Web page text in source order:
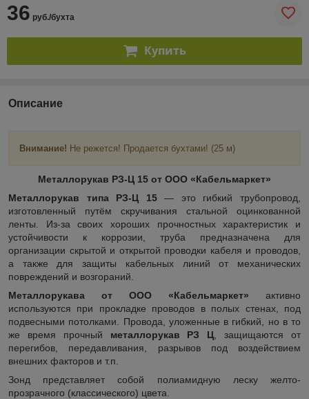
36 руб./бухта
Купить
Описание
Внимание! Не режется! Продается бухтами! (25 м)
Металлорукав РЗ-Ц 15 от ООО «Кабельмаркет»
Металлорукав типа РЗ-Ц 15— это гибкий трубопровод,
изготовленный путём скручивания стальной оцинкованной
ленты. Из-за своих хороших прочностных характеристик и
устойчивости к коррозии, труба предназначена для
организации скрытой и открытой проводки кабеля и проводов,
а также для защиты кабельных линий от механических
повреждений и возгораний.
Металлорукава от ООО «Кабельмаркет» активно
используются при прокладке проводов в полых стенах, под
подвесными потолками. Провода, уложенные в гибкий, но в то
же время прочный металлорукав РЗ Ц , защищаются от
перегибов, передавливания, разрывов под воздействием
внешних факторов и т.п.
Зонд представляет собой полиамидную леску желто-
прозрачного (классического) цвета.